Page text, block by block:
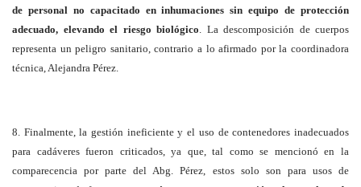
de personal no capacitado en inhumaciones sin equipo de protección
adecuado, elevando el riesgo biológico . La descomposición de cuerpos
representa un peligro sanitario, contrario a lo afirmado por la coordinadora
técnica, Alejandra Pérez.
8. Finalmente, la gestión ineficiente y el uso de contenedores inadecuados
para cadáveres fueron criticados, ya que, tal como se mencionó en la
comparecencia por parte del Abg. Pérez, estos solo son para usos de